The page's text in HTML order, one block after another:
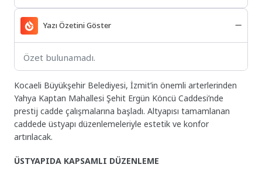
Yazı Özetini Göster
Özet bulunamadı.
Kocaeli Büyükşehir Belediyesi, İzmit’in önemli arterlerinden
Yahya Kaptan Mahallesi Şehit Ergün Köncü Caddesi’nde
prestij cadde çalışmalarına başladı. Altyapısı tamamlanan
caddede üstyapı düzenlemeleriyle estetik ve konfor
artırılacak.
ÜSTYAPIDA KAPSAMLI DÜZENLEME